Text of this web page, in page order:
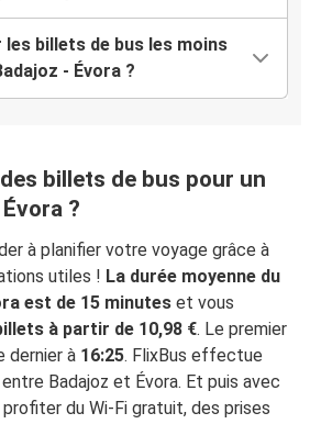
billets de bus les moins
- Évora ?
billets de bus pour un
?
à planifier votre voyage grâce à
utiles ! La durée moyenne du
est de 15 minutes et vous
à partir de 10,98 €. Le premier
dernier à 16:25. FlixBus effectue
Badajoz et Évora. Et puis avec
profiter du Wi-Fi gratuit, des prises